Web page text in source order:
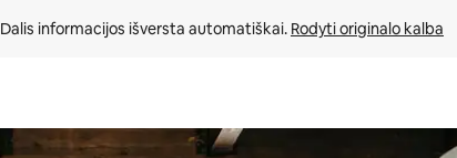
Dalis informacijos išversta automatiškai. Rodyti originalo kalba